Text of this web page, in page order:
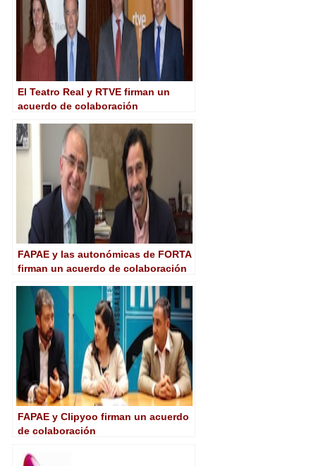
El Teatro Real y RTVE firman un
acuerdo de colaboración
FAPAE y las autonómicas de FORTA
firman un acuerdo de colaboración
FAPAE y Clipyoo firman un acuerdo
de colaboración